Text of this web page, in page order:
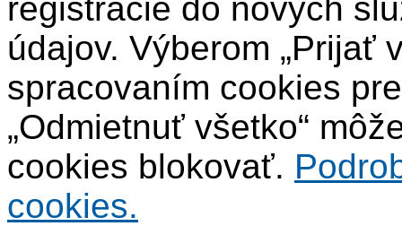
registrácie do nových
údajov. Výberom „Prijať
spracovaním cookies
„Odmietnuť všetko“
cookies blokovať.
cookies.